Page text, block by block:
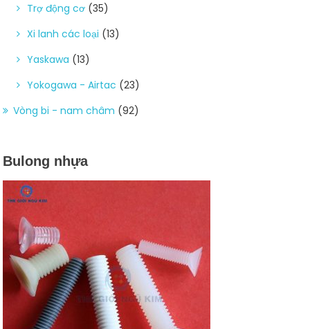
Trợ động cơ (35)
Xi lanh các loại (13)
Yaskawa (13)
Yokogawa - Airtac (23)
Vòng bi - nam châm (92)
Bulong nhựa